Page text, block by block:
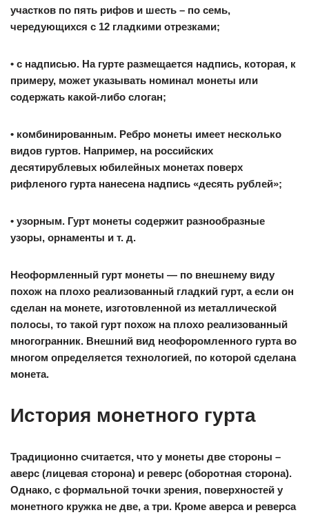
участков по пять рифов и шесть – по семь,
чередующихся с 12 гладкими отрезками;
• с надписью. На гурте размещается надпись, которая, к
примеру, может указывать номинал монеты или
содержать какой-либо слоган;
• комбинированным. Ребро монеты имеет несколько
видов гуртов. Например, на российских
десятирублевых юбилейных монетах поверх
рифленого гурта нанесена надпись «десять рублей»;
• узорным. Гурт монеты содержит разнообразные
узоры, орнаменты и т. д.
Неоформленный гурт монеты — по внешнему виду
похож на плохо реализованный гладкий гурт, а если он
сделан на монете, изготовленной из металлической
полосы, то такой гурт похож на плохо реализованный
многогранник. Внешний вид неофоромленного гурта во
многом определяется технологией, по которой сделана
монета.
История монетного гурта
Традиционно считается, что у монеты две стороны –
аверс (лицевая сторона) и реверс (оборотная сторона).
Однако, с формальной точки зрения, поверхностей у
монетного кружка не две, а три. Кроме аверса и реверса